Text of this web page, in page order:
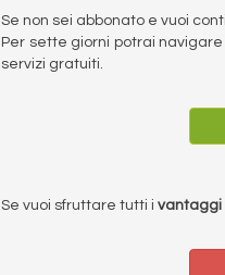
Se non sei abbonato e vuoi
Per sette giorni potrai
servizi gratuiti.
Se vuoi sfruttare tutti i vantaggi